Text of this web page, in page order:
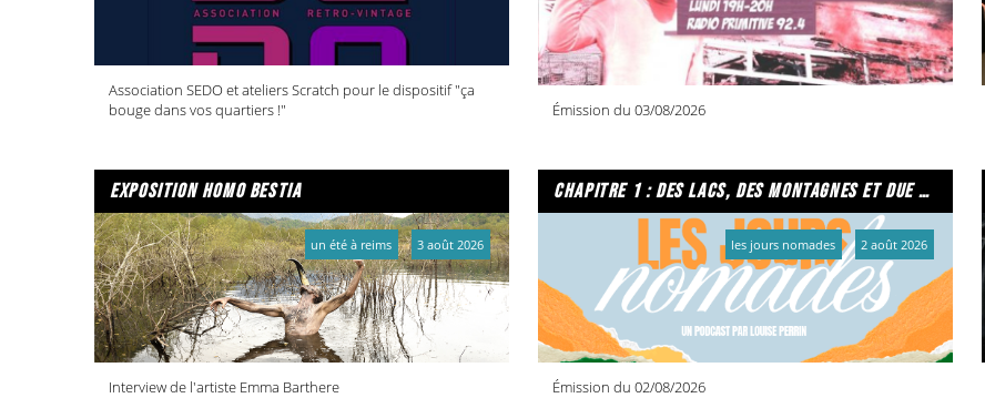
Association SEDO et ateliers Scratch pour le dispositif "ça
bouge dans vos quartiers !"
Émission du 03/08/2026
exposition homo bestia
Interview de l'artiste Emma Barthere
un été à reims 3 août 2026
chapitre 1 : des lacs, des montagnes et due caffe per favore
Émission du 02/08/2026
les jours nomades 2 août 2026